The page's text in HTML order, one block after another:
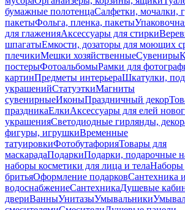
бумажные полотенцаСалфетки, мочалки,
пакетыФольга, пленка, пакеты
для глаженияАксессуары для стирки
шпагатыЕмкости, дозаторы для моющих
плечикиМешки хозяйственныеСувениры
постерыФотоальбомыРамки для
картинПредметы интерьераШкатулки,
украшенийСтатуэткиМагниты
сувенирныеИконыПраздничный декор
праздникаЕлкиАксессуары для елей
украшенияСветодиодные гирлянды,
фигуры, игрушкиВременные
татуировкиФотобутафорияТовары для
маскарадаПодаркиПодарки, подарочные
наборы косметики для лица и телаНаборы
бритьяОформление подарковСантехника и
водоснабжениеСантехникаДушевые
двериВанныУнитазыУмывальники